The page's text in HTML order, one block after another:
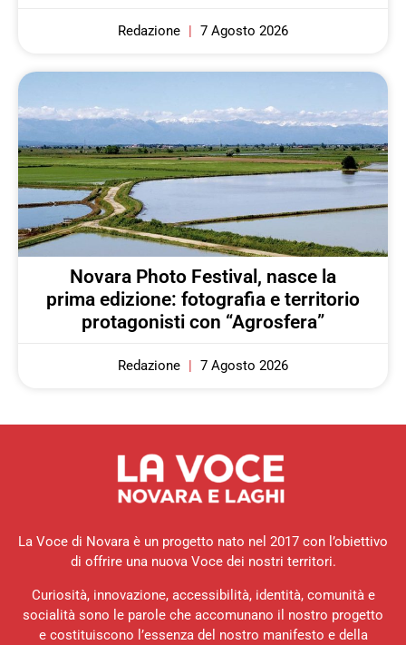
Redazione 7 Agosto 2026
Novara Photo Festival, nasce la
prima edizione: fotografia e territorio
protagonisti con “Agrosfera”
Redazione 7 Agosto 2026
La Voce di Novara è un progetto nato nel 2017 con l’obiettivo
di offrire una nuova Voce dei nostri territori.
Curiosità, innovazione, accessibilità, identità, comunità e
socialità sono le parole che accomunano il nostro progetto
e costituiscono l’essenza del nostro manifesto e della